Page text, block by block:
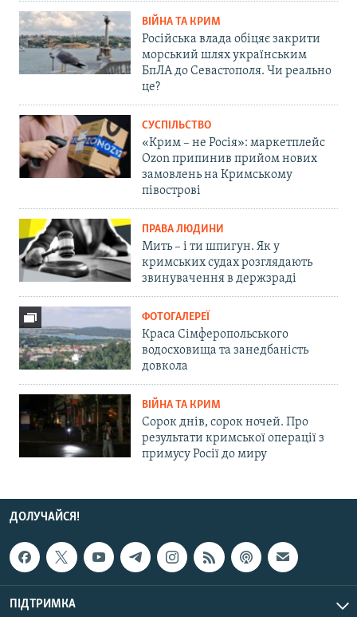
ВІЙНА ТА КРИМ
Російська влада обіцяє закрити
морський шлях українським
БпЛА до Севастополя. Чи реально
це?
СУСПІЛЬСТВО
«Крим – не Росія»: маркетплейс
Ozon припинив прийом нових
замовлень на Кримському
півострові
ПРАВА ЛЮДИНИ
Мить – і ти шпигун. Як у
кримських судах розглядають
звинувачення в держзраді
ФОТОГАЛЕРЕЇ
Краса Сімферопольського
водосховища та занедбаність
довкола
ВІЙНА ТА КРИМ
Сорок днів, сорок ночей. Про
результати кримської операції з
примусу Росії до миру
ДОЛУЧАЙСЯ!
ПІДТРИМКА